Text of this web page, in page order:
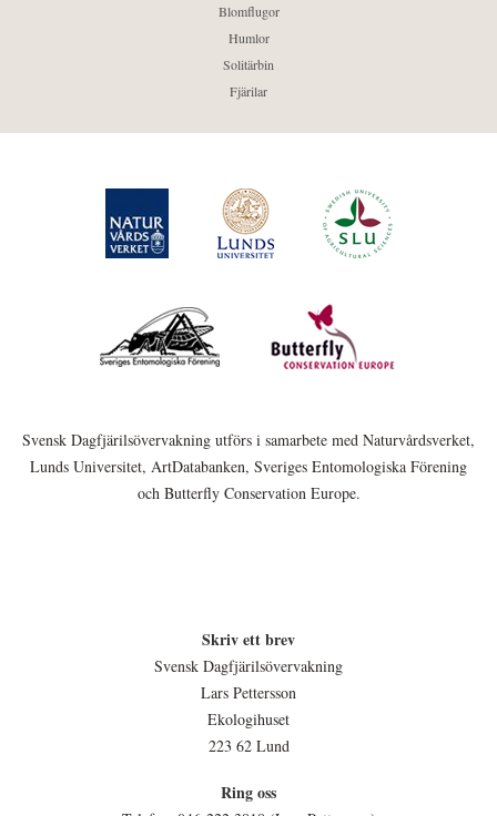
Blomflugor
Humlor
Solitärbin
Fjärilar
Svensk Dagfjärilsövervakning utförs i samarbete med Naturvårdsverket,
Lunds Universitet, ArtDatabanken, Sveriges Entomologiska Förening
och Butterfly Conservation Europe.
Skriv ett brev
Svensk Dagfjärilsövervakning
Lars Pettersson
Ekologihuset
223 62 Lund
Ring oss